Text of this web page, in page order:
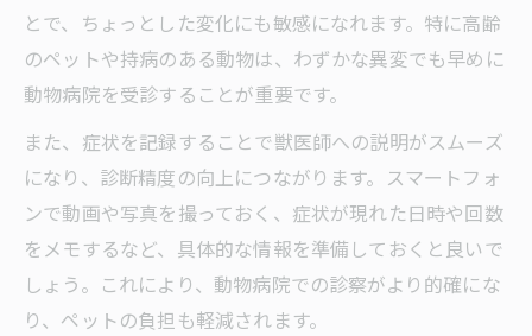
動物病院で見逃せない症状のサインと対応
法
目
動物病院へ急ぐべき症状と様子見の境界線
電話相談で得られる動物病院の安心対応
動物病院の電話相談で受けられるサポート
内容
とで、ちょっとした変化にも敏感になれます。特に高齢
のペットや持病のある動物は、わずかな異変でも早めに
動物病院を受診することが重要です。
また、症状を記録することで獣医師への説明がスムーズ
になり、診断精度の向上につながります。スマートフォ
ンで動画や写真を撮っておく、症状が現れた日時や回数
をメモするなど、具体的な情報を準備しておくと良いで
しょう。これにより、動物病院での診察がより的確にな
り、ペットの負担も軽減されます。